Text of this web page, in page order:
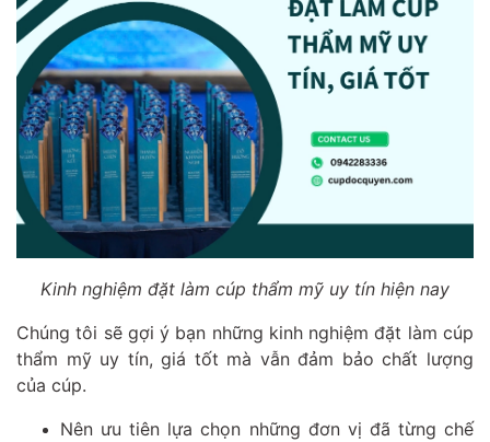
Kinh nghiệm đặt làm cúp thẩm mỹ uy tín hiện nay
Chúng tôi sẽ gợi ý bạn những kinh nghiệm đặt làm cúp
thẩm mỹ uy tín, giá tốt mà vẫn đảm bảo chất lượng
của cúp.
Nên ưu tiên lựa chọn những đơn vị đã từng chế